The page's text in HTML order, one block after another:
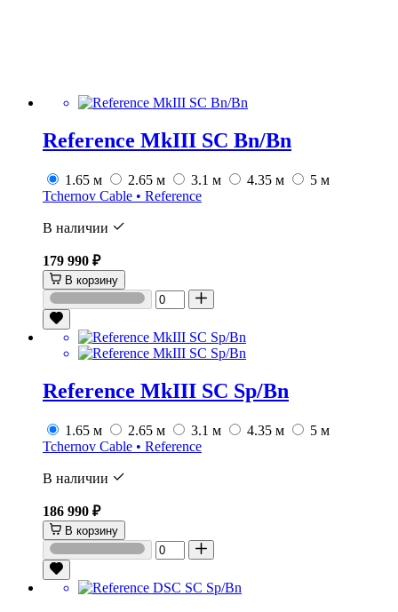
Reference MkIII SC Bn/Bn
1.65 м 2.65 м 3.1 м 4.35 м
5 м
Tchernov Cable • Reference
В наличии
179 990 ₽
В корзину
Reference MkIII SC Sp/Bn
1.65 м 2.65 м 3.1 м 4.35 м
5 м
Tchernov Cable • Reference
В наличии
186 990 ₽
В корзину